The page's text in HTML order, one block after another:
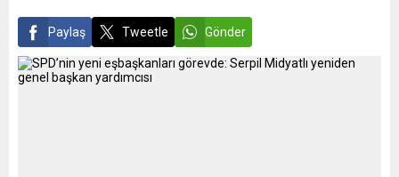
Paylaş Tweetle Gönder